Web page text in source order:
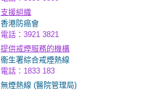
支援組織
香港防癌會
電話：3921 3821
提供戒煙服務的機構
衞生署綜合戒煙熱線
電話：1833 183
無煙熱線 (醫院管理局)